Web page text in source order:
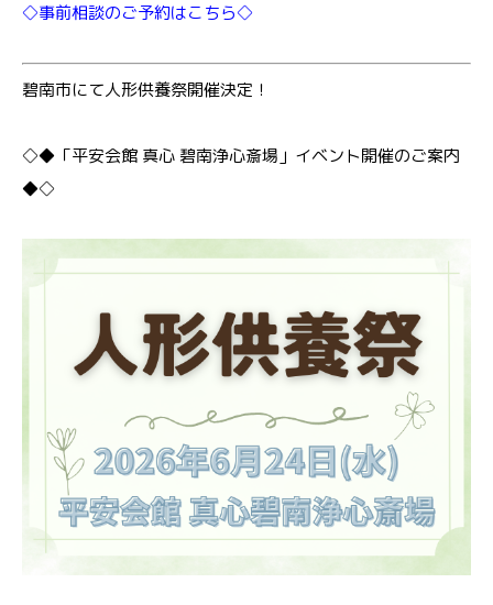
◇事前相談のご予約はこちら◇
碧南市にて人形供養祭開催決定！
◇◆「平安会館 真心 碧南浄心斎場」イベント開催のご案内
◆◇